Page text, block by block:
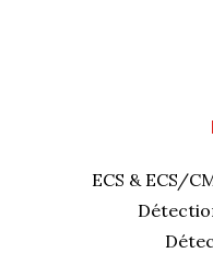
ECS & ECS/